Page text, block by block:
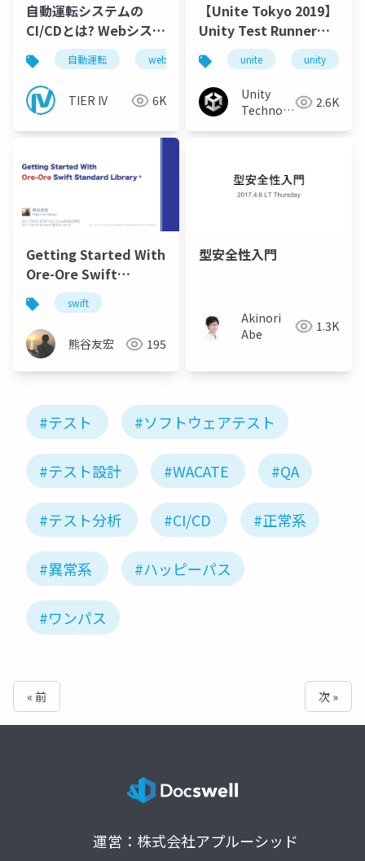
自動運転システムの
CI/CDとは? Webシステ
ムとの違いってなんだ
自動運転 web data cicd
TIER IV 6K
【Unite Tokyo 2019】
Unity Test Runnerを
活用して内部品質を向
上しよう
unite unity
Unity
Technologies 2.6K
Getting Started With
Ore-Ore Swift
Standard Library +
swift
熊谷友宏 195
型安全性入門
Akinori
Abe
1.3K
#テスト #ソフトウェアテスト
#テスト設計 #WACATE #QA
#テスト分析 #CI/CD #正常系
#異常系 #ハッピーパス
#ワンパス
« 前 次 »
運営：株式会社アプルーシッド